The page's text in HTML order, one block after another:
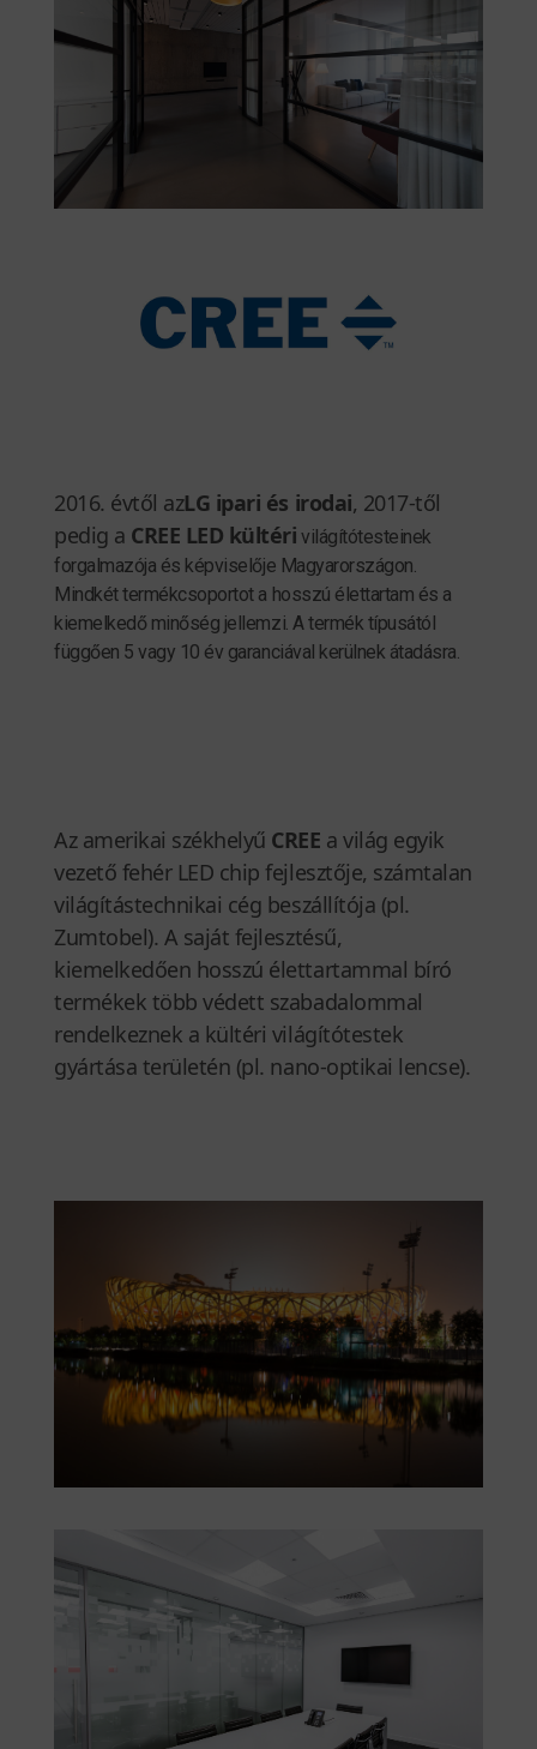
2016. évtől azLG ipari és irodai, 2017-től
pedig a CREE LED kültéri világítótesteinek
forgalmazója és képviselője Magyarországon.
Mindkét termékcsoportot a hosszú élettartam és a
kiemelkedő minőség jellemzi. A termék típusától
függően 5 vagy 10 év garanciával kerülnek átadásra.
Az amerikai székhelyű CREE a világ egyik
vezető fehér LED chip fejlesztője, számtalan
világítástechnikai cég beszállítója (pl.
Zumtobel). A saját fejlesztésű,
kiemelkedően hosszú élettartammal bíró
termékek több védett szabadalommal
rendelkeznek a kültéri világítótestek
gyártása területén (pl. nano-optikai lencse).